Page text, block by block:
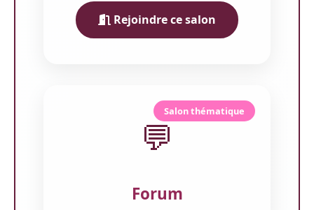
Rejoindre ce salon
Salon thématique
💬
Forum